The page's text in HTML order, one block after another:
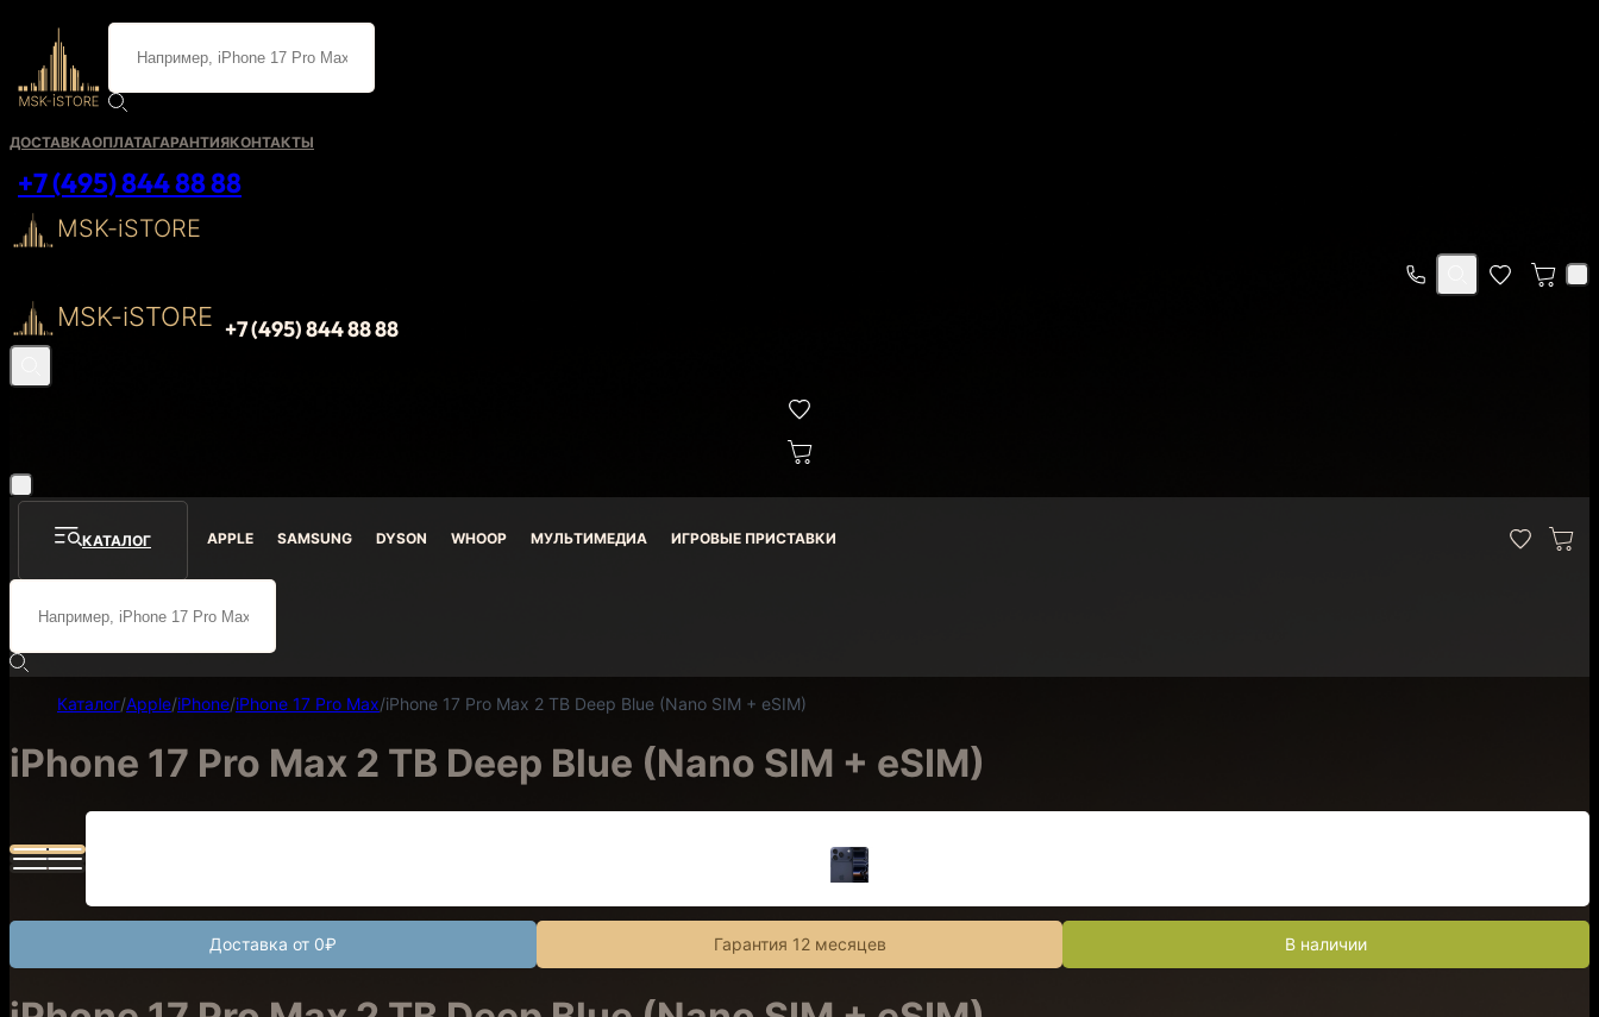
ДОСТАВКАОПЛАТАГАРАНТИЯКОНТАКТЫ
+7 (495) 844 88 88
MSK-iSTORE
MSK-iSTORE +7 (495) 844 88 88
КАТАЛОГ APPLE SAMSUNG DYSON WHOOP МУЛЬТИМЕДИА ИГРОВЫЕ ПРИСТАВКИ
Каталог/Apple/iPhone/iPhone 17 Pro Max/iPhone 17 Pro Max 2 TB Deep Blue (Nano SIM + eSIM)
iPhone 17 Pro Max 2 TB Deep Blue (Nano SIM + eSIM)
Доставка от 0₽ Гарантия 12 месяцев В наличии